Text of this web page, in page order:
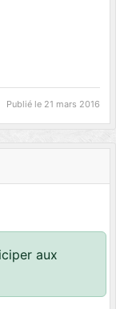
Publié le 21 mars 2016
aux